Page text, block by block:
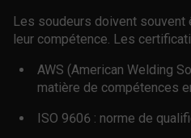
Les soudeurs doivent
leur compétence. Les
AWS (American Welding
matière de compétences
ISO 9606 : norme de